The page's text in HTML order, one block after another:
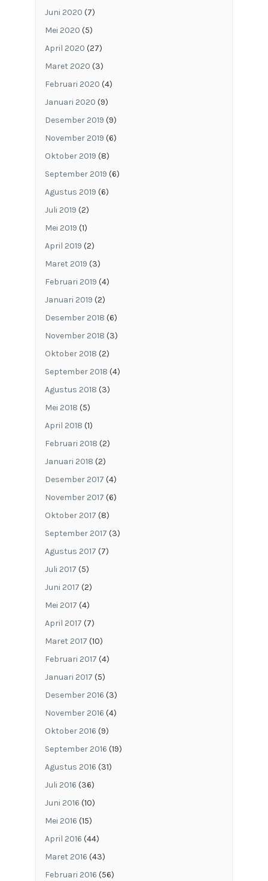
Juni 2020 (7)
Mei 2020 (5)
April 2020 (27)
Maret 2020 (3)
Februari 2020 (4)
Januari 2020 (9)
Desember 2019 (9)
November 2019 (6)
Oktober 2019 (8)
September 2019 (6)
Agustus 2019 (6)
Juli 2019 (2)
Mei 2019 (1)
April 2019 (2)
Maret 2019 (3)
Februari 2019 (4)
Januari 2019 (2)
Desember 2018 (6)
November 2018 (3)
Oktober 2018 (2)
September 2018 (4)
Agustus 2018 (3)
Mei 2018 (5)
April 2018 (1)
Februari 2018 (2)
Januari 2018 (2)
Desember 2017 (4)
November 2017 (6)
Oktober 2017 (8)
September 2017 (3)
Agustus 2017 (7)
Juli 2017 (5)
Juni 2017 (2)
Mei 2017 (4)
April 2017 (7)
Maret 2017 (10)
Februari 2017 (4)
Januari 2017 (5)
Desember 2016 (3)
November 2016 (4)
Oktober 2016 (9)
September 2016 (19)
Agustus 2016 (31)
Juli 2016 (36)
Juni 2016 (10)
Mei 2016 (15)
April 2016 (44)
Maret 2016 (43)
Februari 2016 (56)